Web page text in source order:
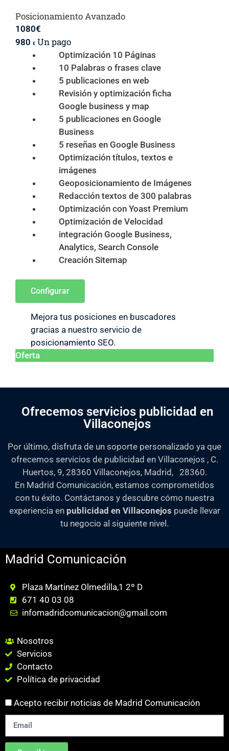
Posicionamiento Avanzado
1080€
980 € Un pago
Optimización 10 Páginas
10 Palabras o frases clave
5 publicaciones en web
Revisión y optimización ficha
Google business y map
5 publicaciones en Google
Business
5 reseñas en Google Business
Optimización títulos, textos e
imágenes
Geoposicionamiento de Imágenes
Redacción textos de 300 palabras
Optimización con Yoast Premium
Optimización de Velocidad
integración Google Business,
Analytics, Search Console
Creación Sitemap
Configurar
Mejora tus posiciones en buscadores
gracias a nuestro servicio de
posicionamiento SEO.
Oferta
Ofrecemos servicios publicidad en
Villaconejos
Por último, disfruta de un soporte personalizado ya que
ofrecemos servicios de publicidad en Villaconejos , C.
Huertos, 9, 28360 Villaconejos, Madrid, 28360.
En Madrid Comunicación, estamos comprometidos
con tu éxito. Contáctanos y descubre cómo nuestra
experiencia en publicidad en Villaconejos puede llevar
tu negocio al siguiente nivel.
Madrid Comunicación
Plaza Martinez Olmedilla,1 2º D
671 40 03 08
infomadridcomunicacion@gmail.com
Nosotros
Servicios
Contacto
Política de privacidad
Acepto recibir noticias de Madrid Comunicación